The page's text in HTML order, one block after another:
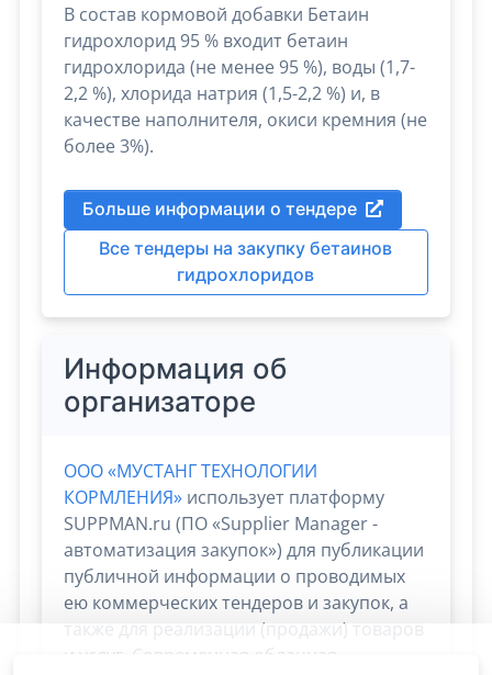
В состав кормовой добавки Бетаин
гидрохлорид 95 % входит бетаин
гидрохлорида (не менее 95 %), воды (1,7-
2,2 %), хлорида натрия (1,5-2,2 %) и, в
качестве наполнителя, окиси кремния (не
более 3%).
Больше информации о тендере
Все тендеры на закупку бетаинов
гидрохлоридов
Информация об
организаторе
ООО «МУСТАНГ ТЕХНОЛОГИИ
КОРМЛЕНИЯ» использует платформу
SUPPMAN.ru (ПО «Supplier Manager -
автоматизация закупок») для публикации
публичной информации о проводимых
ею коммерческих тендеров и закупок, а
также для реализации (продажи) товаров
и услуг. Современная облачная